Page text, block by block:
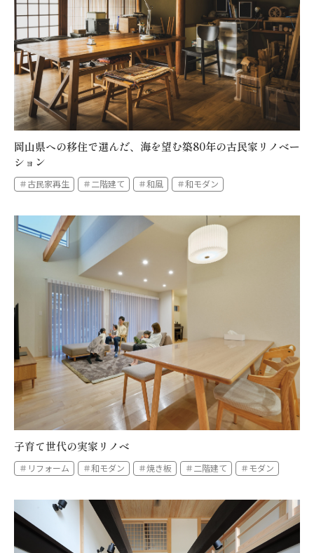
岡山県への移住で選んだ、海を望む築80年の古民家リノベー
ション
＃古民家再生 ＃二階建て ＃和風 ＃和モダン
子育て世代の実家リノベ
＃リフォーム ＃和モダン ＃焼き板 ＃二階建て ＃モダン